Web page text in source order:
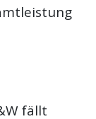
fällt